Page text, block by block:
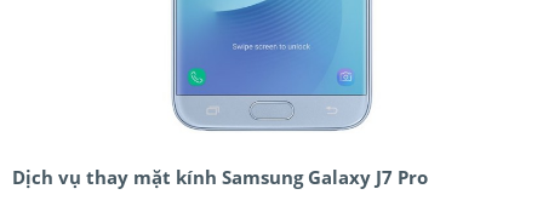
Dịch vụ thay mặt kính Samsung Galaxy J7 Pro